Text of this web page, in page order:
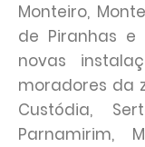
Monteiro,
de Piranhas e
novas
moradores da
Custódia,
Parnamirim,